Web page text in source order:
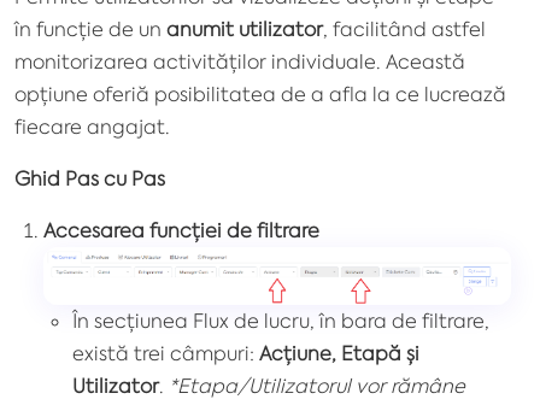
în funcție de un anumit utilizator, facilitând astfel
monitorizarea activităților individuale. Această
opțiune oferiă posibilitatea de a afla la ce lucrează
fiecare angajat.
Ghid Pas cu Pas
Accesarea funcției de filtrare
În secțiunea Flux de lucru, în bara de filtrare,
există trei câmpuri: Acțiune, Etapă și
Utilizator. *Etapa/Utilizatorul vor rămâne